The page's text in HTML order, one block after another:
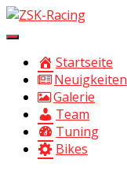
Navigation
umschaltenStartseite
Neuigkeiten
Galerie
Team
Tuning
Bikes